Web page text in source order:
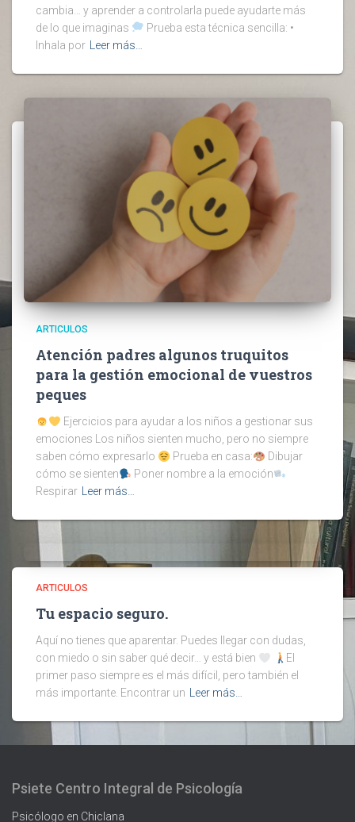
cambia… y aprender a controlarla puede ayudarte más
de lo que imaginas
Prueba esta técnica sencilla: •
Inhala por Leer más…
ARTICULOS
Atención padres algunos truquitos
para la gestión emocional de vuestros
peques
Ejercicios para ayudar a los niños a gestionar sus
emociones Los niños sienten mucho, pero no siempre
saben cómo expresarlo
Prueba en casa:
Dibujar
cómo se sienten
Poner nombre a la emoción
Respirar
Leer más…
ARTICULOS
Tu espacio seguro.
Aquí no tienes que aparentar. Puedes llegar con dudas,
con miedo o sin saber qué decir… y está bien
El
primer paso siempre es el más difícil, pero también el
más importante. Encontrar un
Leer más…
Psiete Centro Integral de Psicología
Psicólogo en Chiclana